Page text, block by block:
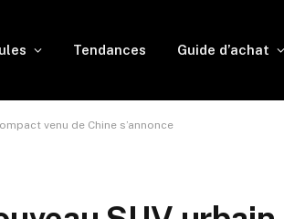
Tendances Guide d’achat
venu de Chine s’annonce